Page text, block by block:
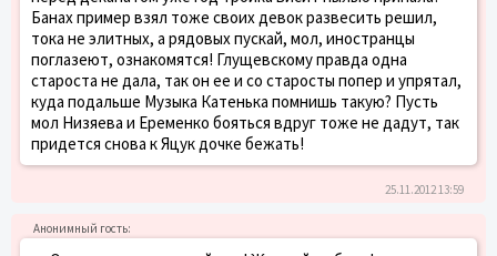
Банах пример взял тоже своих девок развесить решил,
тока не элитных, а рядовых пускай, мол, иностранцы
поглазеют, ознакомятся! Глущевскому правда одна
староста не дала, так он ее и со старосты попер и упрятал,
куда подальше Музыка Катенька помнишь такую? Пусть
мол Низяева и Еременко бояться вдруг тоже не дадут, так
придется снова к Яцук дочке бежать!
25.11.2012 13:59